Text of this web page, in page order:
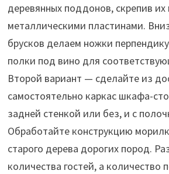
деревянных поддонов, скрепив
металлическими пластинами.
брусков делаем ножки
полки под вино для
Второй вариант — сделайте из
самостоятельно каркас шкафа-
задней стенкой или без, и с
Обработайте конструкцию
старого дерева дорогих пород.
количества гостей, а количество